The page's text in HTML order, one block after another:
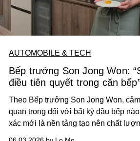
AUTOMOBILE & TECH
Bếp trưởng Son Jong Won:
điều tiên quyết trong căn bếp”
Theo Bếp trưởng Son Jong Won,
quan trọng đối với bất kỳ đầu bếp
xác mới là nền tảng tạo nên chất